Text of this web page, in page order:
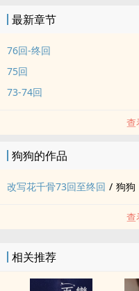
正邪不必两立，且应重新审查
语:
勿来信提问或赐教，生命如过
喜欢看继续看，不爱看就甭看
最新章节
76回-终回
75回
73-74回
查
狗狗的作品
改写花千骨73回至终回 / 狗狗
查
相关推荐